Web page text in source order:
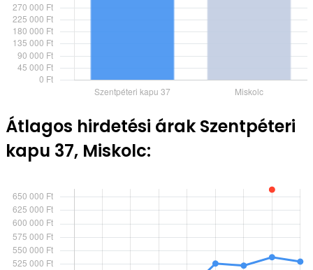
Átlagos hirdetési árak Szentpéteri
kapu 37, Miskolc: